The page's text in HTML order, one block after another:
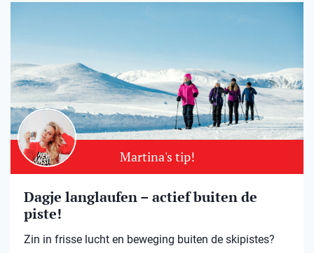
Martina's tip!
Dagje langlaufen – actief buiten de
piste!
Zin in frisse lucht en beweging buiten de skipistes?